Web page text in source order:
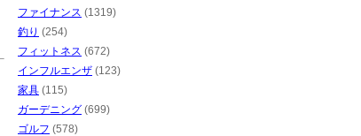
ファイナンス (1319)
釣り (254)
フィットネス (672)
インフルエンザ (123)
家具 (115)
ガーデニング (699)
ゴルフ (578)